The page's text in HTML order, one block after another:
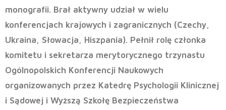
monografii. Brał aktywny udział w wielu
konferencjach krajowych i zagranicznych (Czechy,
Ukraina, Słowacja, Hiszpania). Pełnił rolę członka
komitetu i sekretarza merytorycznego trzynastu
Ogólnopolskich Konferencji Naukowych
organizowanych przez Katedrę Psychologii Klinicznej
i Sądowej i Wyższą Szkołę Bezpieczeństwa